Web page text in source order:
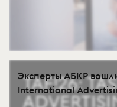
Эксперты АБКР
International